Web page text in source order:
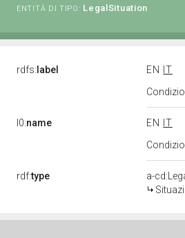
ENTITÀ DI TIPO: LegalSituation
rdfs: label EN
IT
l0:name EN
IT
rdf:type
a-